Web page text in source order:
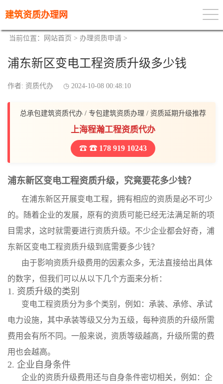
建筑资质办理网
当前位置： 网站首页 > 办理资质申请 >
浦东新区变电工程资质升级多少钱
作者: 资质代办 2024-10-08 00:48:10
总承包建筑资质代办 / 专包建筑资质办理 / 资质延期升级推荐
上海程瀚工程资质代办
☎ 178 919 10243
浦东新区变电工程资质升级，究竟要花多少钱？
在浦东新区开展变电工程，拥有相应的资质是必不可少
的。随着企业的发展，原有的资质可能已经无法满足新的项
目需求，这时就需要进行资质升级。不少企业都会好奇，浦
东新区变电工程资质升级到底需要多少钱？
由于影响资质升级费用的因素众多，无法直接给出具体
的数字，但我们可以从以下几个方面来分析：
1. 资质升级的类别
变电工程资质分为多个类别，例如：承装、承修、承试
电力设施，其中承装等级又分为五级，每种资质的升级所需
费用会有所不同。一般来说，资质等级越高，升级所需的费
用也会越高。
2. 企业自身条件
企业的资质升级费用还与自身条件密切相关，例如：企